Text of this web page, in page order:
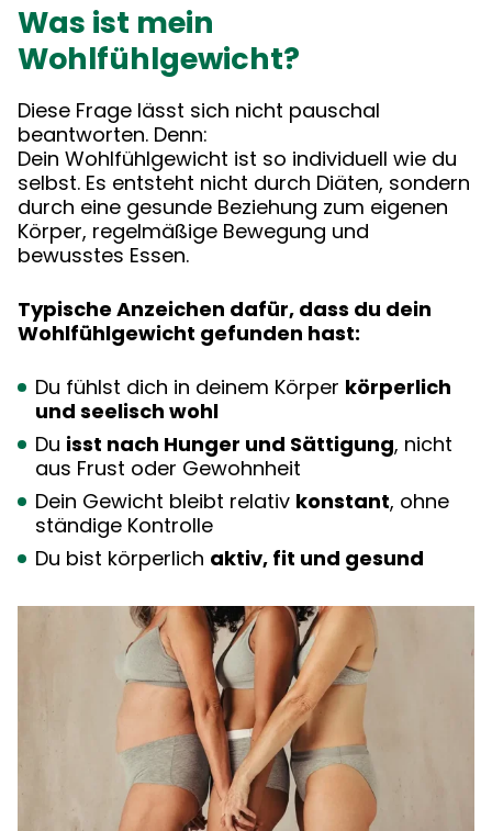
Was ist mein
Wohlfühlgewicht?
Diese Frage lässt sich nicht pauschal
beantworten. Denn:
Dein Wohlfühlgewicht ist so individuell wie du
selbst. Es entsteht nicht durch Diäten, sondern
durch eine gesunde Beziehung zum eigenen
Körper, regelmäßige Bewegung und
bewusstes Essen.
Typische Anzeichen dafür, dass du dein
Wohlfühlgewicht gefunden hast:
Du fühlst dich in deinem Körper körperlich
und seelisch wohl
Du isst nach Hunger und Sättigung, nicht
aus Frust oder Gewohnheit
Dein Gewicht bleibt relativ konstant, ohne
ständige Kontrolle
Du bist körperlich aktiv, fit und gesund